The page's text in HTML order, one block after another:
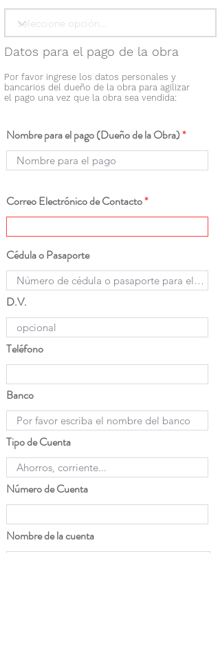
Datos para el pago de la obra
Por favor ingrese los datos personales y
bancarios del dueño de la obra para agilizar
el pago una vez que la obra sea vendida:
Nombre para el pago (Dueño de la Obra)
Correo Electrónico de Contacto
Cédula o Pasaporte
D.V.
Teléfono
Banco
Tipo de Cuenta
Número de Cuenta
Nombre de la cuenta